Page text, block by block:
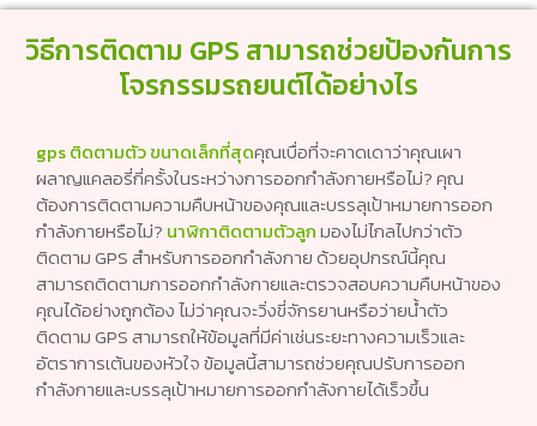
วิธีการติดตาม GPS สามารถช่วยป้องกันการ
โจรกรรมรถยนต์ได้อย่างไร
gps ติดตามตัว ขนาดเล็กที่สุดคุณเบื่อที่จะคาดเดาว่าคุณเผา
ผลาญแคลอรี่กี่ครั้งในระหว่างการออกกำลังกายหรือไม่? คุณ
ต้องการติดตามความคืบหน้าของคุณและบรรลุเป้าหมายการออก
กำลังกายหรือไม่? นาฬิกาติดตามตัวลูกมองไม่ไกลไปกว่าตัว
ติดตาม GPS สำหรับการออกกำลังกาย ด้วยอุปกรณ์นี้คุณ
สามารถติดตามการออกกำลังกายและตรวจสอบความคืบหน้าของ
คุณได้อย่างถูกต้อง ไม่ว่าคุณจะวิ่งขี่จักรยานหรือว่ายน้ำตัว
ติดตาม GPS สามารถให้ข้อมูลที่มีค่าเช่นระยะทางความเร็วและ
อัตราการเต้นของหัวใจ ข้อมูลนี้สามารถช่วยคุณปรับการออก
กำลังกายและบรรลุเป้าหมายการออกกำลังกายได้เร็วขึ้น